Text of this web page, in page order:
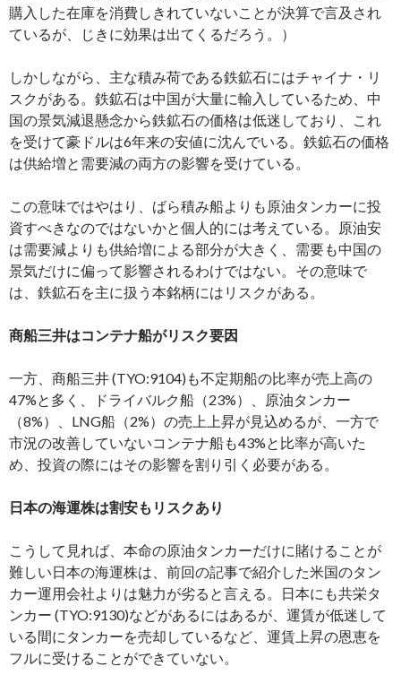
購入した在庫を消費しきれていないことが決算で言及され
ているが、じきに効果は出てくるだろう。）
しかしながら、主な積み荷である鉄鉱石にはチャイナ・リ
スクがある。鉄鉱石は中国が大量に輸入しているため、中
国の景気減退懸念から鉄鉱石の価格は低迷しており、これ
を受けて豪ドルは6年来の安値に沈んでいる。鉄鉱石の価格
は供給増と需要減の両方の影響を受けている。
この意味ではやはり、ばら積み船よりも原油タンカーに投
資すべきなのではないかと個人的には考えている。原油安
は需要減よりも供給増による部分が大きく、需要も中国の
景気だけに偏って影響されるわけではない。その意味で
は、鉄鉱石を主に扱う本銘柄にはリスクがある。
商船三井はコンテナ船がリスク要因
一方、商船三井 (TYO:9104)も不定期船の比率が売上高の
47%と多く、ドライバルク船（23%）、原油タンカー
（8%）、LNG船（2%）の売上上昇が見込めるが、一方で
市況の改善していないコンテナ船も43%と比率が高いた
め、投資の際にはその影響を割り引く必要がある。
日本の海運株は割安もリスクあり
こうして見れば、本命の原油タンカーだけに賭けることが
難しい日本の海運株は、前回の記事で紹介した米国のタン
カー運用会社よりは魅力が劣ると言える。日本にも共栄タ
ンカー (TYO:9130)などがあるにはあるが、運賃が低迷して
いる間にタンカーを売却しているなど、運賃上昇の恩恵を
フルに受けることができていない。